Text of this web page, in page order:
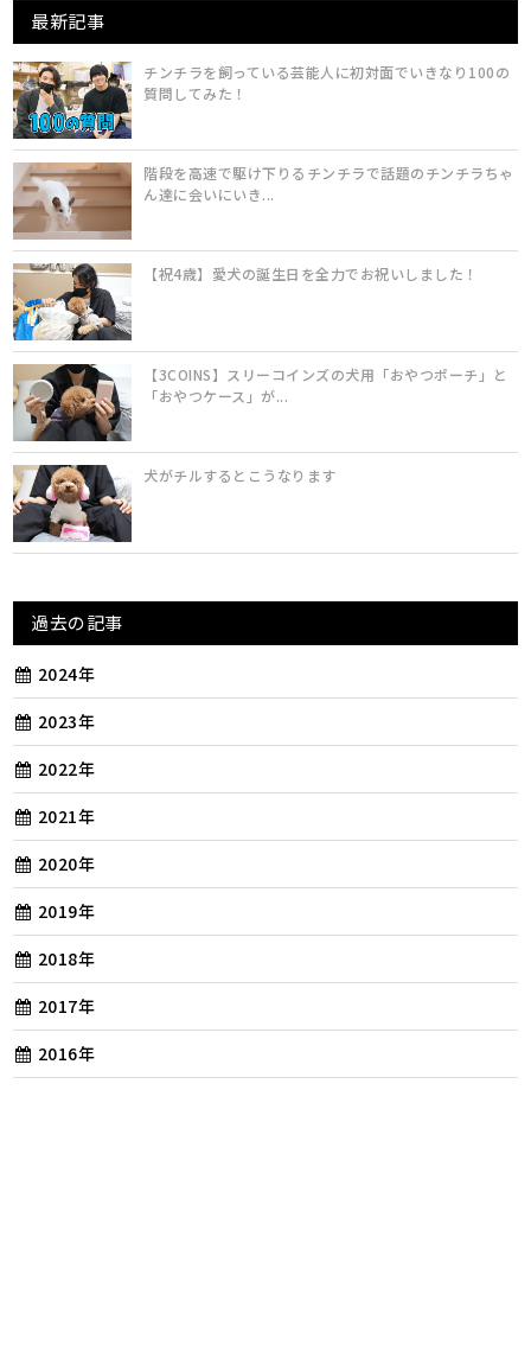
最新記事
チンチラを飼っている芸能人に初対面でいきなり100の
質問してみた！
階段を高速で駆け下りるチンチラで話題のチンチラちゃ
ん達に会いにいき...
【祝4歳】愛犬の誕生日を全力でお祝いしました！
【3COINS】スリーコインズの犬用「おやつポーチ」と
「おやつケース」が...
犬がチルするとこうなります
過去の記事
2024年
2023年
2022年
2021年
2020年
2019年
2018年
2017年
2016年